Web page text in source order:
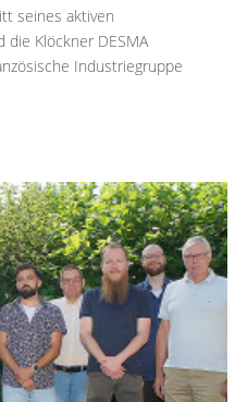
seines aktiven
die Klöckner DESMA
Industriegruppe